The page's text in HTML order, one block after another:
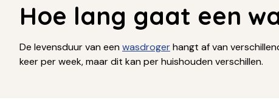
Hoe lang gaat een
De levensduur van eenwasdrogerhangt af van
keer per week, maar dit kan per huishouden verschillen.